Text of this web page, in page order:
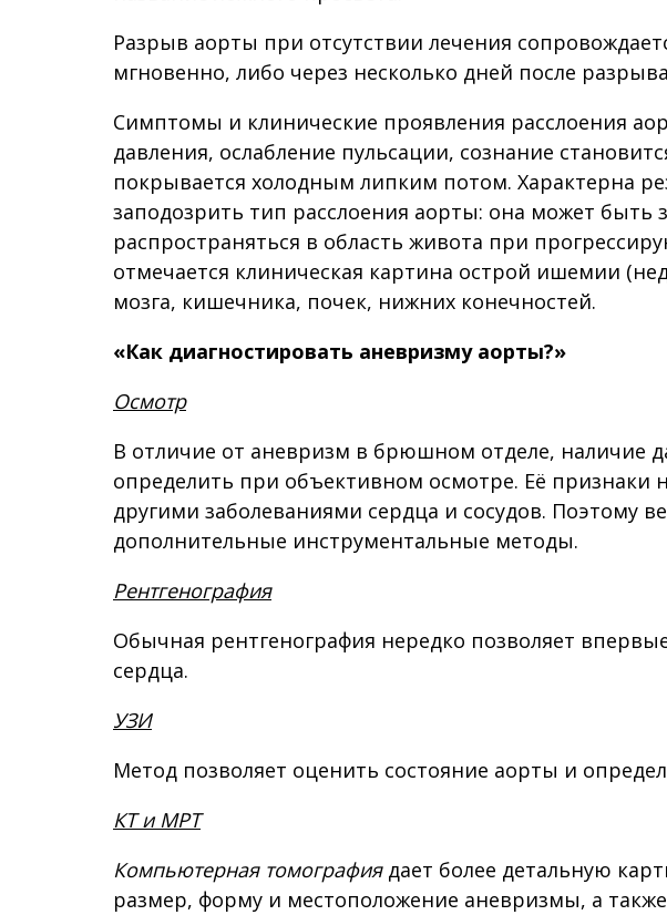
Разрыв аорты при отсутствии лечения
мгновенно, либо через несколько дней после
Симптомы и клинические проявления расслоения
давления, ослабление пульсации, сознание
покрывается холодным липким потом. Характерна
заподозрить тип расслоения аорты: она может быть
распространяться в область живота при
отмечается клиническая картина острой ишемии
мозга, кишечника, почек, нижних конечностей.
«Как диагностировать аневризму аорты?»
Осмотр
В отличие от аневризм в брюшном отделе, наличие
определить при объективном осмотре. Её признаки
другими заболеваниями сердца и сосудов. Поэтому
дополнительные инструментальные методы.
Рентгенография
Обычная рентгенография нередко позволяет
сердца.
УЗИ
Метод позволяет оценить состояние аорты и
КТ и МРТ
Компьютерная томография дает более детальную
размер, форму и местоположение аневризмы, а